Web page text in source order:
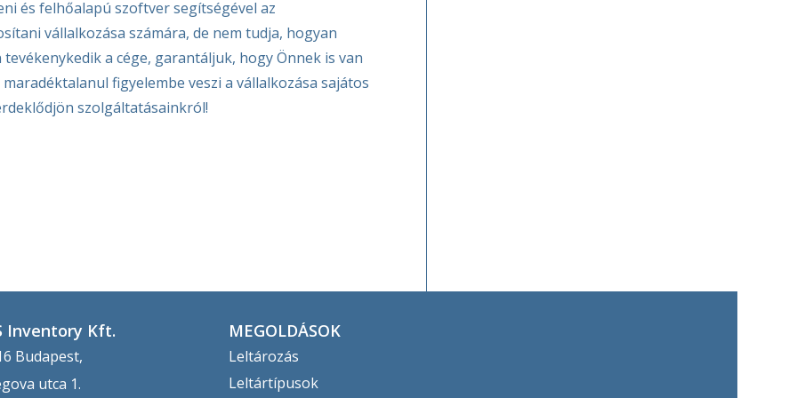
és felhőalapú szoftver segítségével az
vállalkozása számára, de nem tudja, hogyan
a cége, garantáljuk, hogy Önnek is van
figyelembe veszi a vállalkozása sajátos
szolgáltatásainkról!
Inventory Kft.
Budapest,
utca 1.
MEGOLDÁSOK
Leltározás
Leltártípusok